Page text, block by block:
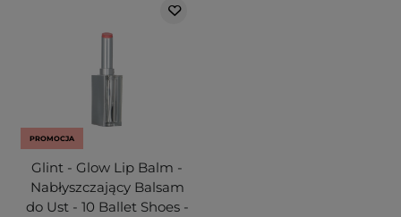
PROMOCJA
Glint - Glow Lip Balm -
Nabłyszczający Balsam
do Ust - 10 Ballet Shoes -